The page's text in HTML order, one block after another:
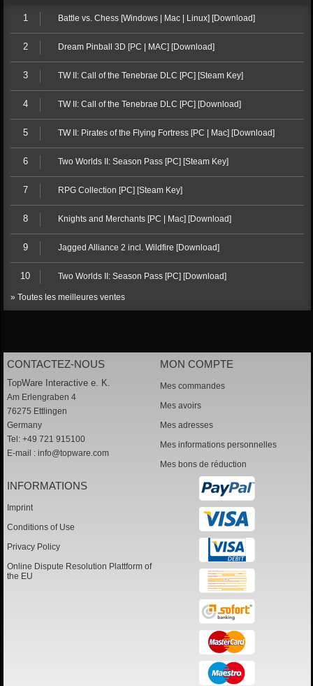
1 Battle vs. Chess [Windows | Mac | Linux] [Download]
2 Dream Pinball 3D [PC | MAC] [Download]
3 TW II: Call of the Tenebrae DLC [PC] [Steam Key]
4 TW II: Call of the Tenebrae DLC [PC] [Download]
5 TW II: Pirates of the Flying Fortress [PC | Mac] [Download]
6 Two Worlds II: Season Pass [PC] [Steam Key]
7 RPG Collection [PC] [Steam Key]
8 Knights and Merchants [PC | Mac] [Download]
9 Jagged Alliance 2 incl. Wildfire [Download]
10 Two Worlds II: Season Pass [PC] [Download]
» Toutes les meilleures ventes
CONTACTEZ-NOUS
TopWare Interactive e. K.
Am Erlengraben 4
76275 Ettlingen
Germany
Tel: +49 721 915100
E-mail : info@topware.com
MON COMPTE
Mes commandes
Mes avoirs
Mes adresses
Mes informations personnelles
Mes bons de réduction
INFORMATIONS
Imprint
Conditions of Use
Privacy Policy
Online Dispute Resolution Plattform of
the EU